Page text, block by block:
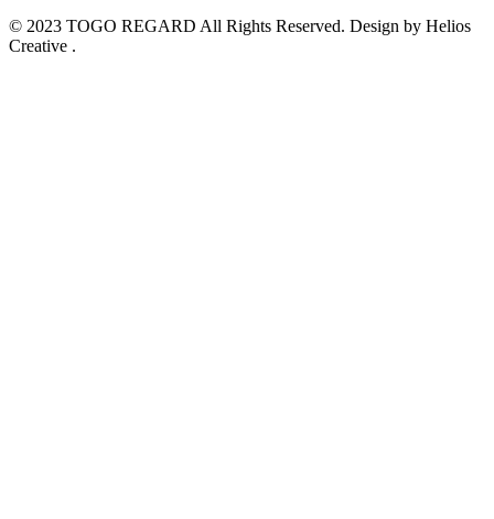
© 2023 TOGO REGARD All Rights Reserved. Design by Helios
Creative .